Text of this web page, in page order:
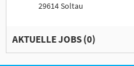
29614 Soltau
AKTUELLE JOBS (0)